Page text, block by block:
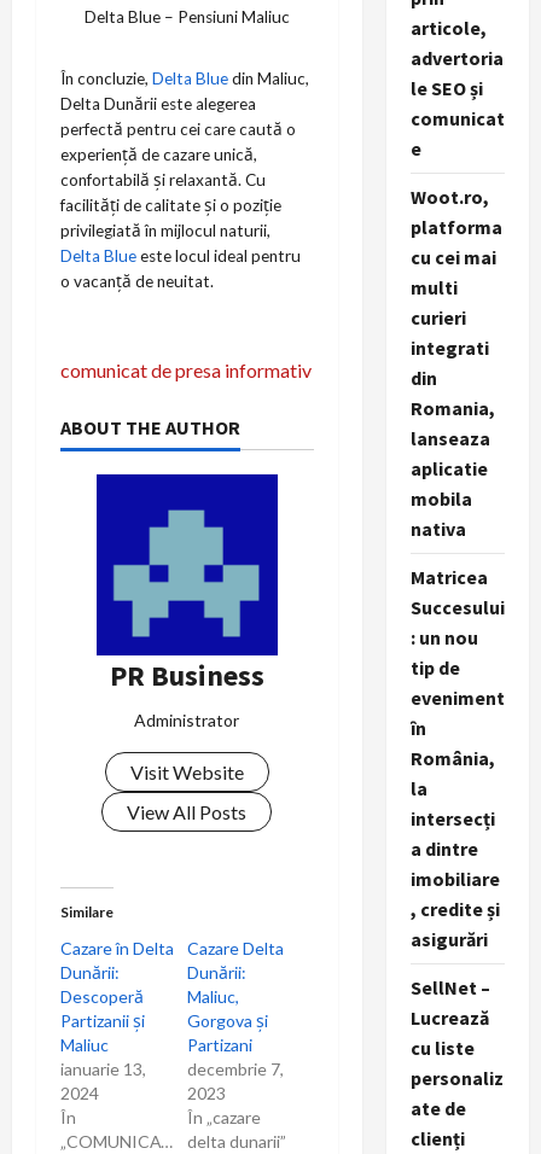
Delta Blue – Pensiuni Maliuc
În concluzie, Delta Bluedin Maliuc,
Delta Dunării este alegerea
perfectă pentru cei care caută o
experiență de cazare unică,
confortabilă și relaxantă. Cu
facilități de calitate și o poziție
privilegiată în mijlocul naturii,
Delta Blueeste locul ideal pentru
o vacanță de neuitat.
P
o
i
o
n
comunicat de presa informativ
ABOUT THE AUTHOR
PR Business
Administrator
Visit Website
View All Posts
Similare
Cazare în Delta
Dunării:
Descoperă
Partizanii și
Maliuc
ianuarie 13,
2024
În
„COMUNICAT”
Cazare Delta
Dunării:
Maliuc,
Gorgova și
Partizani
decembrie 7,
2023
În „cazare
delta dunarii”
articole,
advertoria
le SEO și
comunicat
e
Woot.ro,
platforma
cu cei mai
multi
curieri
integrati
din
Romania,
lanseaza
aplicatie
mobila
nativa
Matricea
Succesului
: un nou
tip de
eveniment
în
România,
la
intersecți
a dintre
imobiliare
, credite și
asigurări
SellNet –
Lucrează
cu liste
personaliz
ate de
clienți